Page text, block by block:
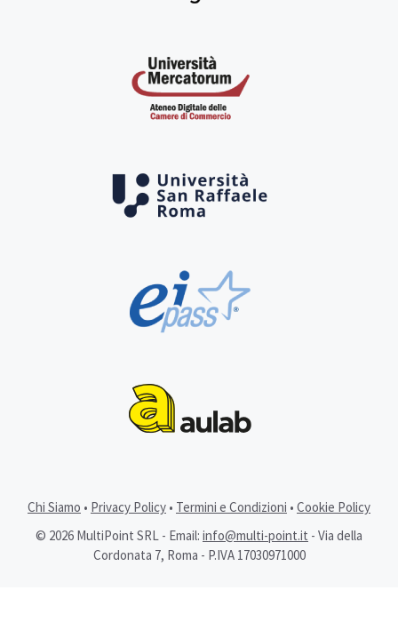
Chi Siamo • Privacy Policy • Termini e Condizioni • Cookie Policy
© 2026 MultiPoint SRL - Email: info@multi-point.it - Via della
Cordonata 7, Roma - P.IVA 17030971000